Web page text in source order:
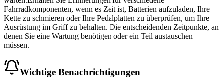
Fahrradkomponenten, wenn es Zeit ist, Batterien aufzuladen, Ihre
Kette zu schmieren oder Ihre Pedalplatten zu überprüfen, um Ihre
Ausrüstung im Griff zu behalten. Die entscheidenden Zeitpunkte, an
denen Sie eine Wartung benötigen oder ein Teil austauschen
müssen.
Wichtige Benachrichtigungen